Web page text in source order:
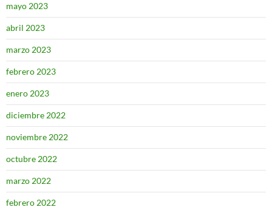
mayo 2023
abril 2023
marzo 2023
febrero 2023
enero 2023
diciembre 2022
noviembre 2022
octubre 2022
marzo 2022
febrero 2022